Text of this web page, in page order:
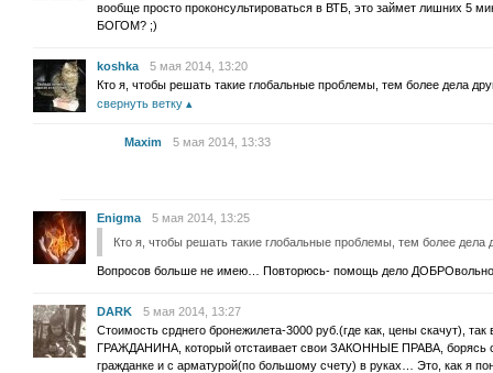
вообще просто проконсультироваться в ВТБ, это займет лишних 5
БОГОМ? ;)
koshka
5 мая 2014, 13:20
Кто я, чтобы решать такие глобальные проблемы, тем более дела
свернуть ветку
Maxim 5 мая 2014, 13:33
Enigma
5 мая 2014, 13:25
Кто я, чтобы решать такие глобальные проблемы, тем более дела
Вопросов больше не имею… Повторюсь- помощь дело
DARK
5 мая 2014, 13:27
Стоимость срднего бронежилета-3000 руб.(где как, цены скачут), так
ГРАЖДАНИНА, который отстаивает свои ЗАКОННЫЕ ПРАВА, борясь
гражданке и с арматурой(по большому счету) в руках… Это, как я